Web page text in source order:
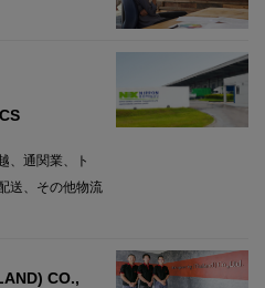
、通関業、ト
送、その他物流
CO.,